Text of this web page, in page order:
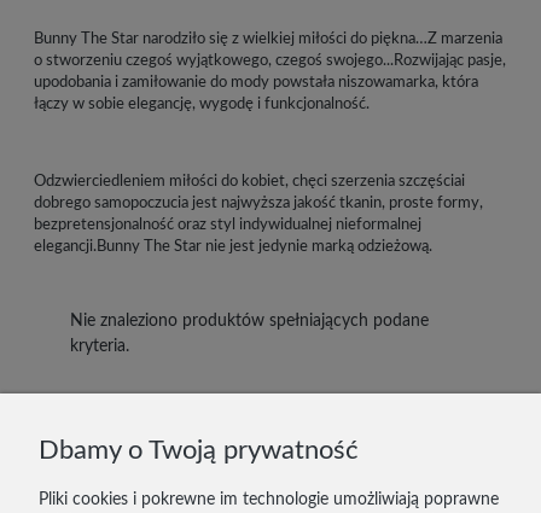
Bunny The Star narodziło się z wielkiej miłości do piękna…Z marzenia
o stworzeniu czegoś wyjątkowego, czegoś swojego...Rozwijając pasje,
upodobania i zamiłowanie do mody powstała niszowamarka, która
łączy w sobie elegancję, wygodę i funkcjonalność.
Odzwierciedleniem miłości do kobiet, chęci szerzenia szczęściai
dobrego samopoczucia jest najwyższa jakość tkanin, proste formy,
bezpretensjonalność oraz styl indywidualnej nieformalnej
elegancji.Bunny The Star nie jest jedynie marką odzieżową.
Nie znaleziono produktów spełniających podane
kryteria.
DOSTAWA I PŁATNOŚĆ
Dbamy o Twoją prywatność
Pliki cookies i pokrewne im technologie umożliwiają poprawne